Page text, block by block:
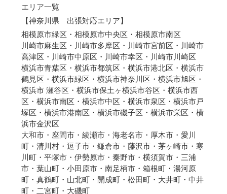
エリア一覧
【神奈川県 出張対応エリア】
相模原市緑区・相模原市中央区・相模原市南区
川崎市麻生区・川崎市多摩区・川崎市宮前区・川崎市
高津区・川崎市中原区・川崎市幸区・川崎市川崎区
横浜市青葉区・横浜市都筑区・横浜市港北区・横浜市
鶴見区・横浜市緑区・横浜市神奈川区・横浜市旭区・
横浜市 瀬谷区・横浜市保土ヶ横浜市谷区・横浜市西
区・横浜市南区・横浜市中区・横浜市泉区・横浜市戸
塚区・横浜市港南区・横浜市磯子区・横浜市栄区・横
浜市金沢区
大和市・座間市・綾瀬市・海老名市・厚木市・愛川
町・清川村・逗子市・鎌倉市・藤沢市・茅ヶ崎市・寒
川町・平塚市・伊勢原市・秦野市・横須賀市・三浦
市・葉山町・小田原市・南足柄市・箱根町・湯河原
町・真鶴町・山北町・開成町・松田町・大井町・中井
町・二宮町・大磯町